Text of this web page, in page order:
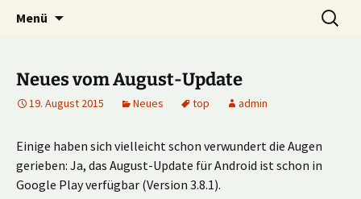
Kick it out!
Multiplayer Football Manager
Menü
Suche
nach:
Neues vom August-Update
19. August 2015 Neues top admin
Einige haben sich vielleicht schon verwundert die Augen
gerieben: Ja, das August-Update für Android ist schon in
Google Play verfügbar (Version 3.8.1).